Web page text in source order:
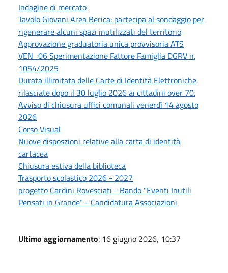
Indagine di mercato
Tavolo Giovani Area Berica: partecipa al sondaggio per
rigenerare alcuni spazi inutilizzati del territorio
Approvazione graduatoria unica provvisoria ATS
VEN_06 Sperimentazione Fattore Famiglia DGRV n.
1054/2025
Durata illimitata delle Carte di Identità Elettroniche
rilasciate dopo il 30 luglio 2026 ai cittadini over 70.
Avviso di chiusura uffici comunali venerdì 14 agosto
2026
Corso Visual
Nuove disposzioni relative alla carta di identità
cartacea
Chiusura estiva della biblioteca
Trasporto scolastico 2026 - 2027
progetto Cardini Rovesciati - Bando "Eventi Inutili
Pensati in Grande" - Candidatura Associazioni
Ultimo aggiornamento: 16 giugno 2026, 10:37